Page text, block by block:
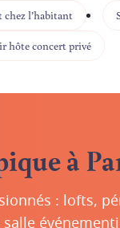
chez l’habitant
hôte concert privé
à
: lofts,